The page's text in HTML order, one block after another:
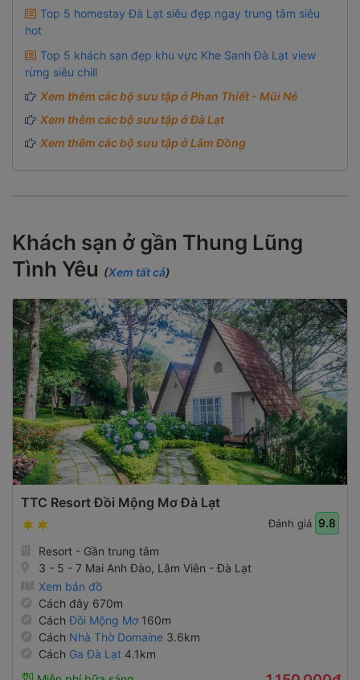
Top 5 homestay Đà Lạt siêu đẹp ngay trung tâm siêu
hot
Top 5 khách sạn đẹp khu vực Khe Sanh Đà Lạt view
rừng siêu chill
Xem thêm các bộ sưu tập ở Phan Thiết - Mũi Né
Xem thêm các bộ sưu tập ở Đà Lạt
Xem thêm các bộ sưu tập ở Lâm Đồng
Khách sạn ở gần Thung Lũng
Tình Yêu (Xem tất cả)
TTC Resort Đồi Mộng Mơ Đà Lạt
Đánh giá 9.8
Resort - Gần trung tâm
3 - 5 - 7 Mai Anh Đào, Lâm Viên - Đà Lạt
Xem bản đồ
Cách đây 670m
CáchĐồi Mộng Mơ160m
Cách Nhà Thờ Domaine 3.6km
Cách Ga Đà Lạt 4.1km